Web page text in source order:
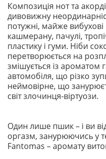
Композиція нот та
дивовижну
потужні, майже
кашмерану, пачулі,
пластику і гуми. Ніби
перетворюється на
змішується із ароматом
автомобіля, що різко
неймовірне, що
світ злочинця-віртуози.
Один лише пшик – і ви
оргазм, занурюючись у
Fantomas – аромату